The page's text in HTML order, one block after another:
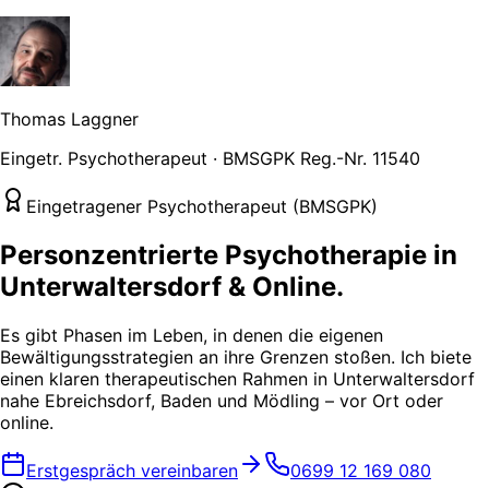
Thomas Laggner
Eingetr. Psychotherapeut · BMSGPK Reg.-Nr. 11540
Eingetragener Psychotherapeut (BMSGPK)
Personzentrierte Psychotherapie in
Unterwaltersdorf & Online.
Es gibt Phasen im Leben, in denen die eigenen
Bewältigungsstrategien an ihre Grenzen stoßen. Ich biete
einen klaren therapeutischen Rahmen in Unterwaltersdorf
nahe Ebreichsdorf, Baden und Mödling – vor Ort oder
online.
Erstgespräch vereinbaren
0699 12 169 080